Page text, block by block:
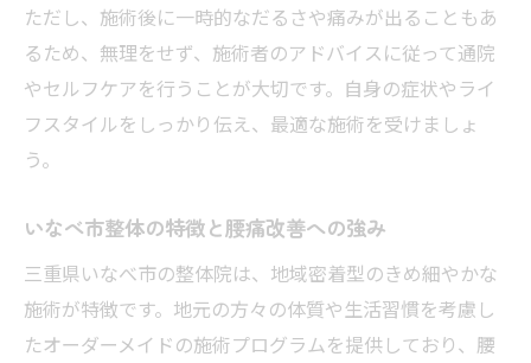
ただし、施術後に一時的なだるさや痛みが出ることもあ
るため、無理をせず、施術者のアドバイスに従って通院
やセルフケアを行うことが大切です。自身の症状やライ
フスタイルをしっかり伝え、最適な施術を受けましょ
う。
いなべ市整体の特徴と腰痛改善への強み
三重県いなべ市の整体院は、地域密着型のきめ細やかな
施術が特徴です。地元の方々の体質や生活習慣を考慮し
たオーダーメイドの施術プログラムを提供しており、腰